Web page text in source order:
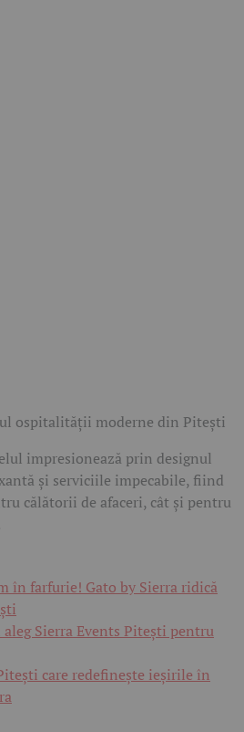
impresionează prin designul
și serviciile impecabile, fiind
călătorii de afaceri, cât și pentru
în farfurie! Gato by Sierra ridică
Sierra Events Pitești pentru
care redefinește ieșirile în